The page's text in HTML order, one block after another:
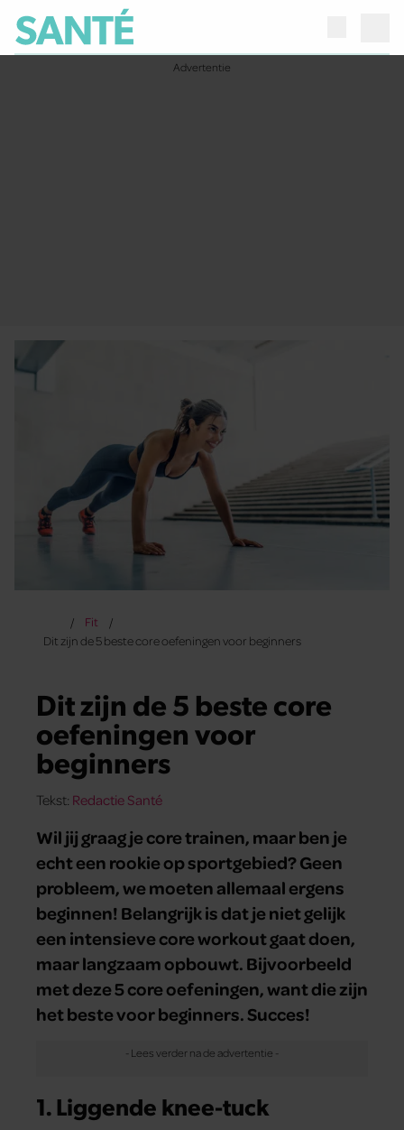
Fit
Dit zijn de 5 beste core oefeningen voor beginners
Dit zijn de 5 beste core
oefeningen voor
beginners
Tekst: Redactie Santé
Wil jij graag je core trainen, maar ben je
echt een rookie op sportgebied? Geen
probleem, we moeten allemaal ergens
beginnen! Belangrijk is dat je niet gelijk
een intensieve core workout gaat doen,
maar langzaam opbouwt. Bijvoorbeeld
met deze 5 core oefeningen, want die zijn
het beste voor beginners. Succes!
1. Liggende knee-tuck